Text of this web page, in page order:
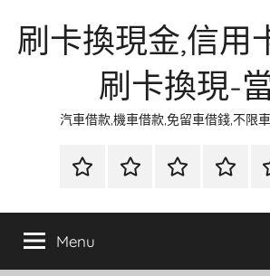
刷卡換現金,信用
刷卡換現-
汽車借款,機車借款,免留車借錢,不限
首
當
金
網
資
流
時
Menu